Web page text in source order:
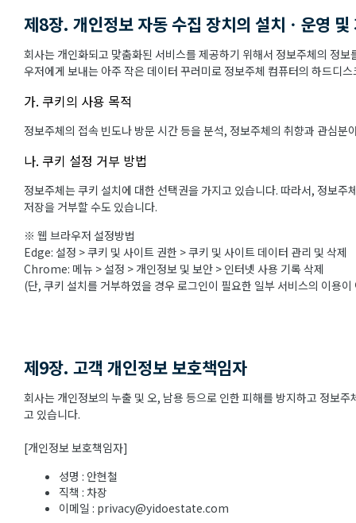
제8장. 개인정보 자동 수집 장치의 설치ㆍ운영 및
회사는 개인화되고 맞춤화된 서비스를 제공하기 위해서 정보주체의 정
우저에게 보내는 아주 작은 데이터 꾸러미로 정보주체 컴퓨터의 하드디
가. 쿠키의 사용 목적
정보주체의 접속 빈도나 방문 시간 등을 분석, 정보주체의 취향과 관심
나. 쿠키 설정 거부 방법
정보주체는 쿠키 설치에 대한 선택권을 가지고 있습니다. 따라서, 정보
저장을 거부할 수도 있습니다.
※ 웹 브라우저 설정방법
Edge: 설정 > 쿠키 및 사이트 권한 > 쿠키 및 사이트 데이터 관리 및 삭제
Chrome: 메뉴 > 설정 > 개인정보 및 보안 > 인터넷 사용 기록 삭제
(단, 쿠키 설치를 거부하였을 경우 로그인이 필요한 일부 서비스의 이용
제9장. 고객 개인정보 보호책임자
회사는 개인정보의 누출 및 오, 남용 등으로 인한 피해를 방지하고 정보
고 있습니다.
[개인정보 보호책임자]
성명 : 안현철
직책 : 차장
이메일 : privacy@yidoestate.com